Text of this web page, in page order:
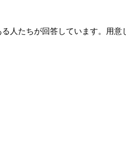
人たちが回答しています。用意